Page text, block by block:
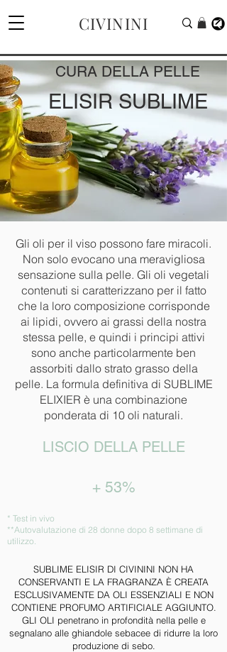
CIVININI
CURA DELLA PELLE
ELISIR SUBLIME
Gli oli per il viso possono fare miracoli.
Non solo evocano una meravigliosa
sensazione sulla pelle. Gli oli vegetali
contenuti si caratterizzano per il fatto
che la loro composizione corrisponde
ai lipidi, ovvero ai grassi della nostra
stessa pelle, e quindi i principi attivi
sono anche particolarmente ben
assorbiti dallo strato grasso della
pelle. La formula definitiva di SUBLIME
ELIXIER è una combinazione
ponderata di 10 oli naturali.
LISCIO DELLA PELLE
+ 53%
* Test in vivo
**Autovalutazione di 28 donne dopo 8 settimane di
utilizzo.
SUBLIME ELISIR DI CIVININI NON HA
CONSERVANTI E LA FRAGRANZA È CREATA
ESCLUSIVAMENTE DA OLI ESSENZIALI E NON
CONTIENE PROFUMO ARTIFICIALE AGGIUNTO.
GLI OLI penetrano in profondità nella pelle e
segnalano alle ghiandole sebacee di ridurre la loro
produzione di sebo.